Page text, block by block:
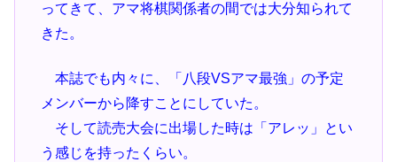
ってきて、アマ将棋関係者の間では大分知られて
きた。
本誌でも内々に、「八段VSアマ最強」の予定
メンバーから降すことにしていた。
そして読売大会に出場した時は「アレッ」とい
う感じを持ったくらい。